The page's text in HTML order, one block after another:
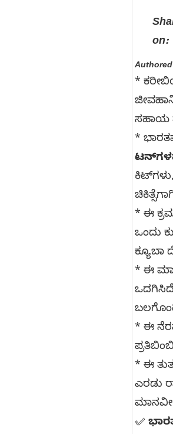
on:
*
ಸಹಾಯ
*
* ಈ
ಒಂದು
ಕ್ಯೂಬಾ
* ಈ
* ಈ
* ಈ
ಎರಡು
✅